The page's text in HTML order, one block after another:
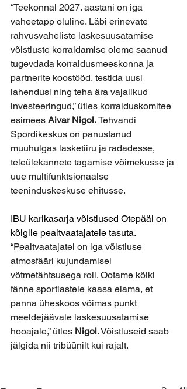
“Teekonnal 2027. aastani on iga
vaheetapp oluline. Läbi erinevate
rahvusvaheliste laskesuusatamise
võistluste korraldamise oleme saanud
tugevdada korraldusmeeskonna ja
partnerite koostööd, testida uusi
lahendusi ning teha ära vajalikud
investeeringud,” ütles korralduskomitee
esimees Aivar Nigol. Tehvandi
Spordikeskus on panustanud
muuhulgas lasketiiru ja radadesse,
teleülekannete tagamise võimekusse ja
uue multifunktsionaalse
teeninduskeskuse ehitusse.
IBU karikasarja võistlused Otepääl on
kõigile pealtvaatajatele tasuta.
“Pealtvaatajatel on iga võistluse
atmosfääri kujundamisel
võtmetähtsusega roll. Ootame kõiki
fänne sportlastele kaasa elama, et
panna üheskoos võimas punkt
meeldejäävale laskesuusatamise
hooajale,” ütles Nigol. Võistluseid saab
jälgida nii tribüünilt kui rajalt.